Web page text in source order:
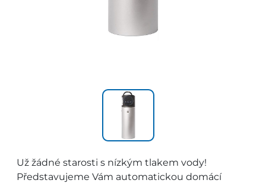
Už žádné starosti s nízkým tlakem vody!
Představujeme Vám automatickou domácí